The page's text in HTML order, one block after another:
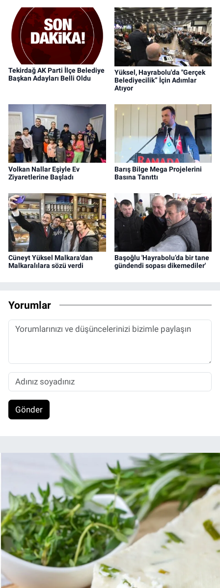
Tekirdağ AK Parti İlçe Belediye
Başkan Adayları Belli Oldu
Yüksel, Hayrabolu'da "Gerçek
Belediyecilik” İçin Adımlar
Atıyor
Volkan Nallar Eşiyle Ev
Ziyaretlerine Başladı
Barış Bilge Mega Projelerini
Basına Tanıttı
Cüneyt Yüksel Malkara'dan
Malkaralılara sözü verdi
Başoğlu 'Hayrabolu’da bir tane
gündendi sopası dikemediler'
Yorumlar
Gönder